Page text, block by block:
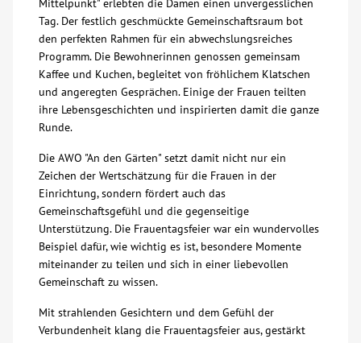
Spenden
Mitmachen
Karriere
Glossar
Suche
Kontakt
AWO BB Süd
Mittelpunkt" erlebten die Damen einen unvergesslichen
Tag. Der festlich geschmückte Gemeinschaftsraum bot
den perfekten Rahmen für ein abwechslungsreiches
Programm. Die Bewohnerinnen genossen gemeinsam
Kaffee und Kuchen, begleitet von fröhlichem Klatschen
und angeregten Gesprächen. Einige der Frauen teilten
ihre Lebensgeschichten und inspirierten damit die ganze
Runde.
Die AWO "An den Gärten" setzt damit nicht nur ein
Zeichen der Wertschätzung für die Frauen in der
Einrichtung, sondern fördert auch das
Gemeinschaftsgefühl und die gegenseitige
Unterstützung. Die Frauentagsfeier war ein wundervolles
Beispiel dafür, wie wichtig es ist, besondere Momente
miteinander zu teilen und sich in einer liebevollen
Gemeinschaft zu wissen.
Mit strahlenden Gesichtern und dem Gefühl der
Verbundenheit klang die Frauentagsfeier aus, gestärkt